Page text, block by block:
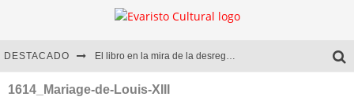
DESTACADO El libro en la mira de la desregulación
Marcelo Rubio | El llovedor
1614_Mariage-de-Louis-XIII